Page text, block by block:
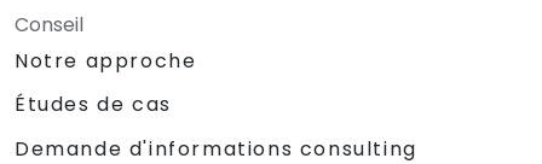
Conseil
Notre approche
Études de cas
Demande d'informations consulting